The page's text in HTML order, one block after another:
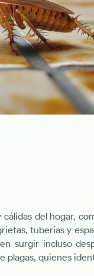
del hogar,
tuberías y
surgir incluso
quienes